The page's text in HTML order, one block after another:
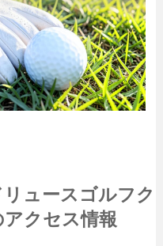
ュースゴルフク
クセス情報